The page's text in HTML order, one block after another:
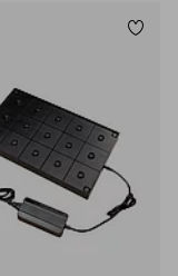
Lisää